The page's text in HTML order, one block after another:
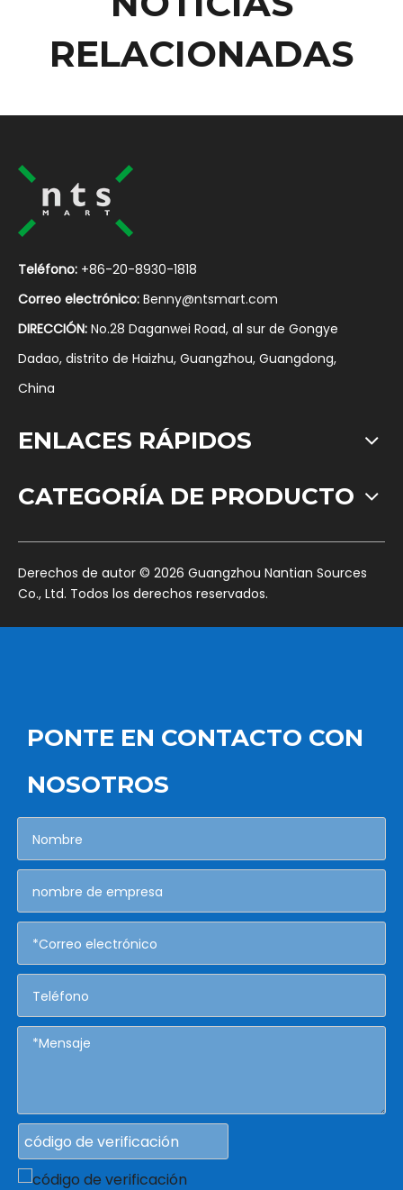
RELACIONADAS
Teléfono: +86-20-8930-1818
Correo electrónico: Benny@ntsmart.com
DIRECCIÓN: No.28 Daganwei Road, al sur de Gongye
Dadao, distrito de Haizhu, Guangzhou, Guangdong,
China
ENLACES RÁPIDOS
CATEGORÍA DE PRODUCTO
​Derechos de autor © 2026 Guangzhou Nantian Sources
Co., Ltd. Todos los derechos reservados.
PONTE EN CONTACTO CON
NOSOTROS